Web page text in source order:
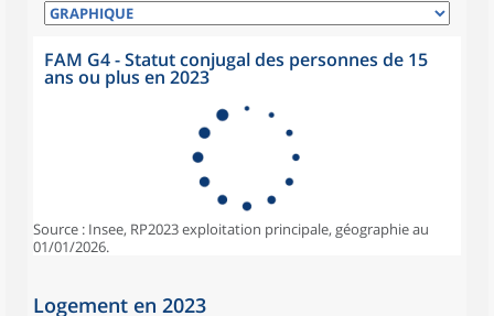
FAM G4 - Statut conjugal des personnes de 15
ans ou plus en 2023
Source : Insee, RP2023 exploitation principale, géographie au
01/01/2026.
Logement en 2023